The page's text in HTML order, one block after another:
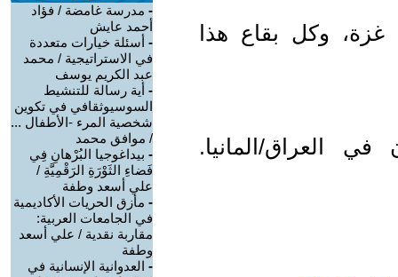
غزة، وكل بقاع هذا
العراق/المانيا.
- مدرسة غامضة / فؤاد
أحمد عايش
- أسئلة خيارات متعددة
في الاستراتيجية / محمد
عبد الكريم يوسف
- أية رسالة للتنشيط
السوسيوثقافي في تكوين
شخصية المرء -الأطفال ...
/ موافق محمد
- بيداغوجيا البُرْهانِ فِي
فَضاءِ الثَوْرَةِ الرَقْمِيَّةِ /
علي أسعد وطفة
- مأزق الحريات الأكاديمية
في الجامعات العربية:
مقاربة نقدية / علي أسعد
وطفة
- العدوانية الإنسانية في